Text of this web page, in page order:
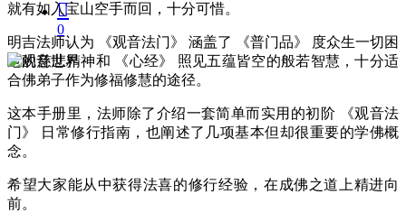
0
就有如入宝山空手而回，十分可惜。
明吉法师认为 《观音法门》 涵盖了 《普门品》 度众生一切困
厄的慈悲精神和 《心经》 照见五蕴皆空的般若智慧，十分适
合佛弟子作为修福修慧的途径。
这本手册里，法师除了介绍一套简单而实用的初阶 《观音法
门》 日常修行指南，也阐述了几项基本但却很重要的学佛概
念。
希望大家能从中获得法喜的修行经验，在成佛之道上精进向
前。